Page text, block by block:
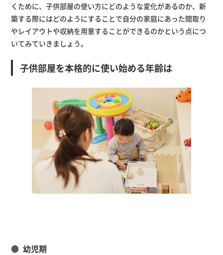
くために、子供部屋の使い方にどのような変化があるのか、新
築する際にはどのようにすることで自分の家庭にあった間取り
やレイアウトや収納を用意することができるのかという点につ
いてみていきましょう。
子供部屋を本格的に使い始める年齢は
幼児期